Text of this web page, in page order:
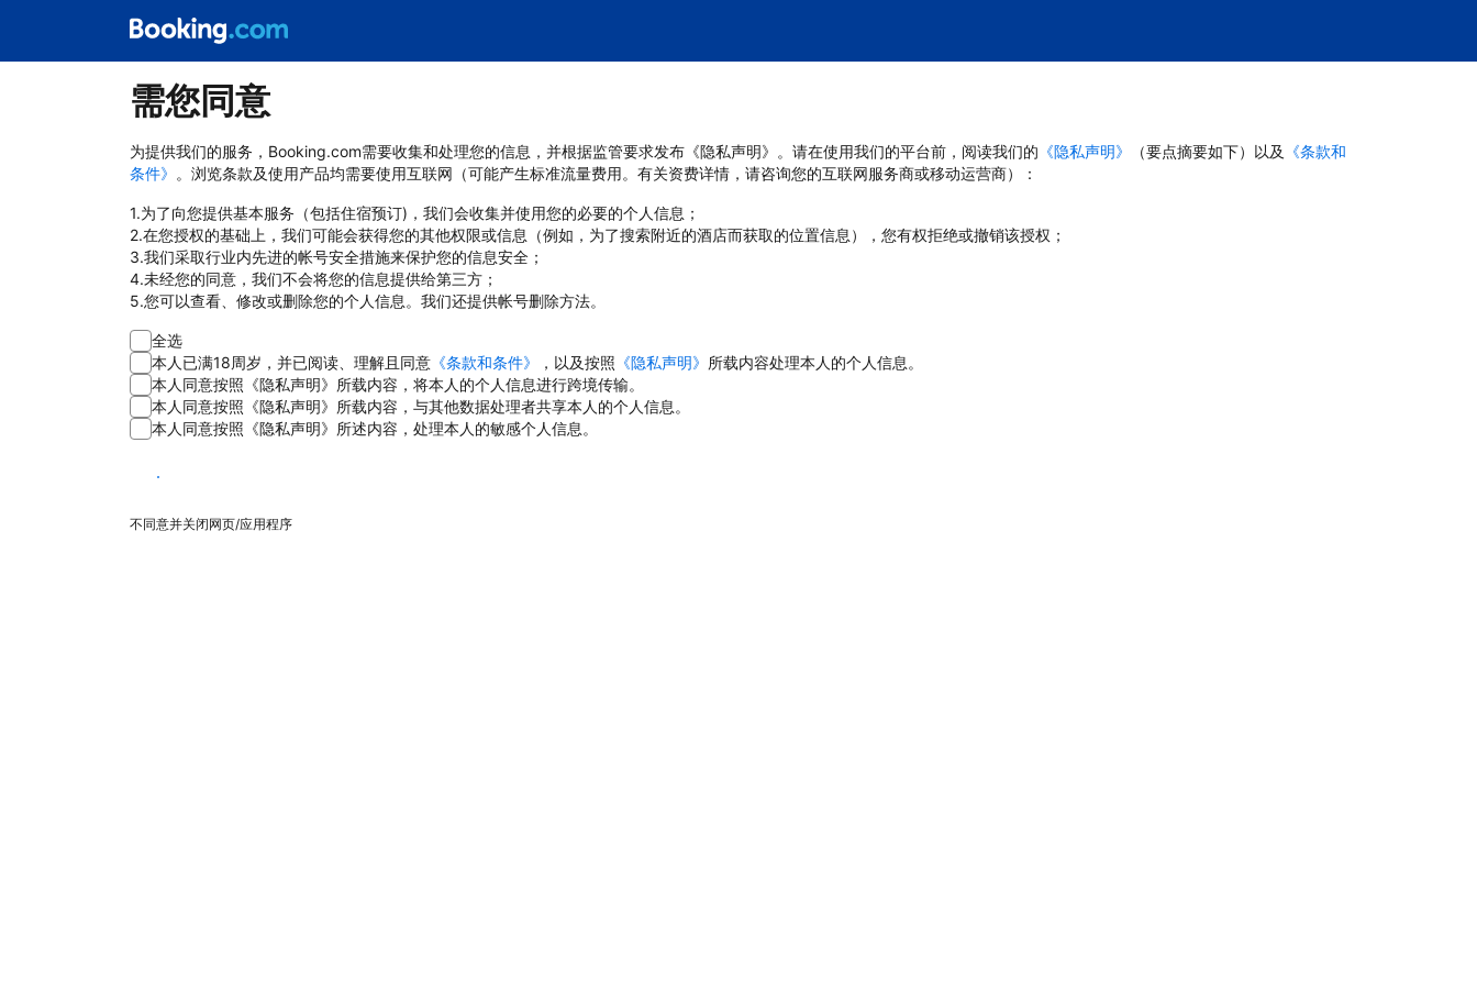
需您同意
为提供我们的服务，Booking.com需要收集和处理您的信息，并根据监管要求发布《隐私声明》。请在使用我们的平台前，阅读我们的 《隐私声明》 （要点摘要如下）以及 《条款和
条件》 。浏览条款及使用产品均需要使用互联网（可能产生标准流量费用。有关资费详情，请咨询您的互联网服务商或移动运营商）：
1.为了向您提供基本服务（包括住宿预订)，我们会收集并使用您的必要的个人信息；
2.在您授权的基础上，我们可能会获得您的其他权限或信息（例如，为了搜索附近的酒店而获取的位置信息），您有权拒绝或撤销该授权；
3.我们采取行业内先进的帐号安全措施来保护您的信息安全；
4.未经您的同意，我们不会将您的信息提供给第三方；
5.您可以查看、修改或删除您的个人信息。我们还提供帐号删除方法。
全选
本人已满18周岁，并已阅读、理解且同意 《条款和条件》 ，以及按照 《隐私声明》 所载内容处理本人的个人信息。
本人同意按照《隐私声明》所载内容，将本人的个人信息进行跨境传输。
本人同意按照《隐私声明》所载内容，与其他数据处理者共享本人的个人信息。
本人同意按照《隐私声明》所述内容，处理本人的敏感个人信息。
同意
不同意并关闭网页/应用程序